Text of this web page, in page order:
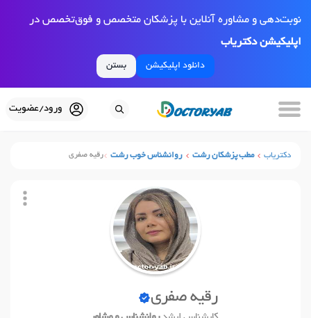
نوبت‌دهی و مشاوره آنلاین با پزشکان متخصص و فوق‌تخصص در
اپلیکیشن دکتریاب
دانلود اپلیکیشن بستن
ورود/عضویت
دکتریاب مطب پزشکان رشت روانشناس خوب رشت رقیه صفری
رقیه صفری